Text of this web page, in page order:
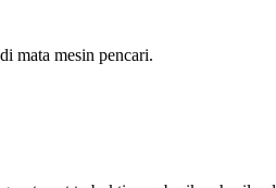
mata mesin pencari.